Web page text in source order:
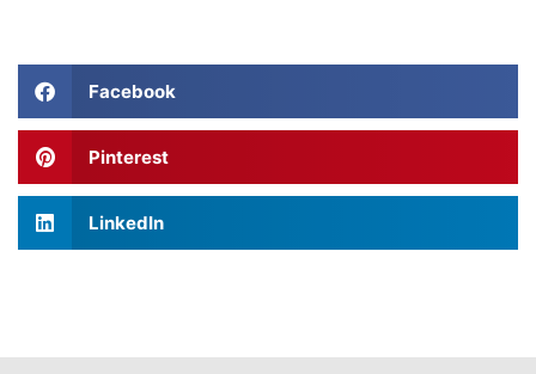
Facebook
Pinterest
LinkedIn